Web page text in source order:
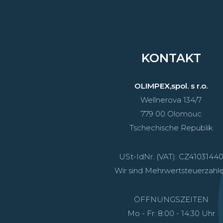
KONTAKT
OLIMPEX,spol. s r.o.
Wellnerova 134/7
779 00 Olomouc
Tschechische Republik
USt-IdNr. (VAT): CZ41031440
Wir sind
ÖFFNUNGSZEITEN
Mo - Fr: 8:00 - 14:30 Uhr